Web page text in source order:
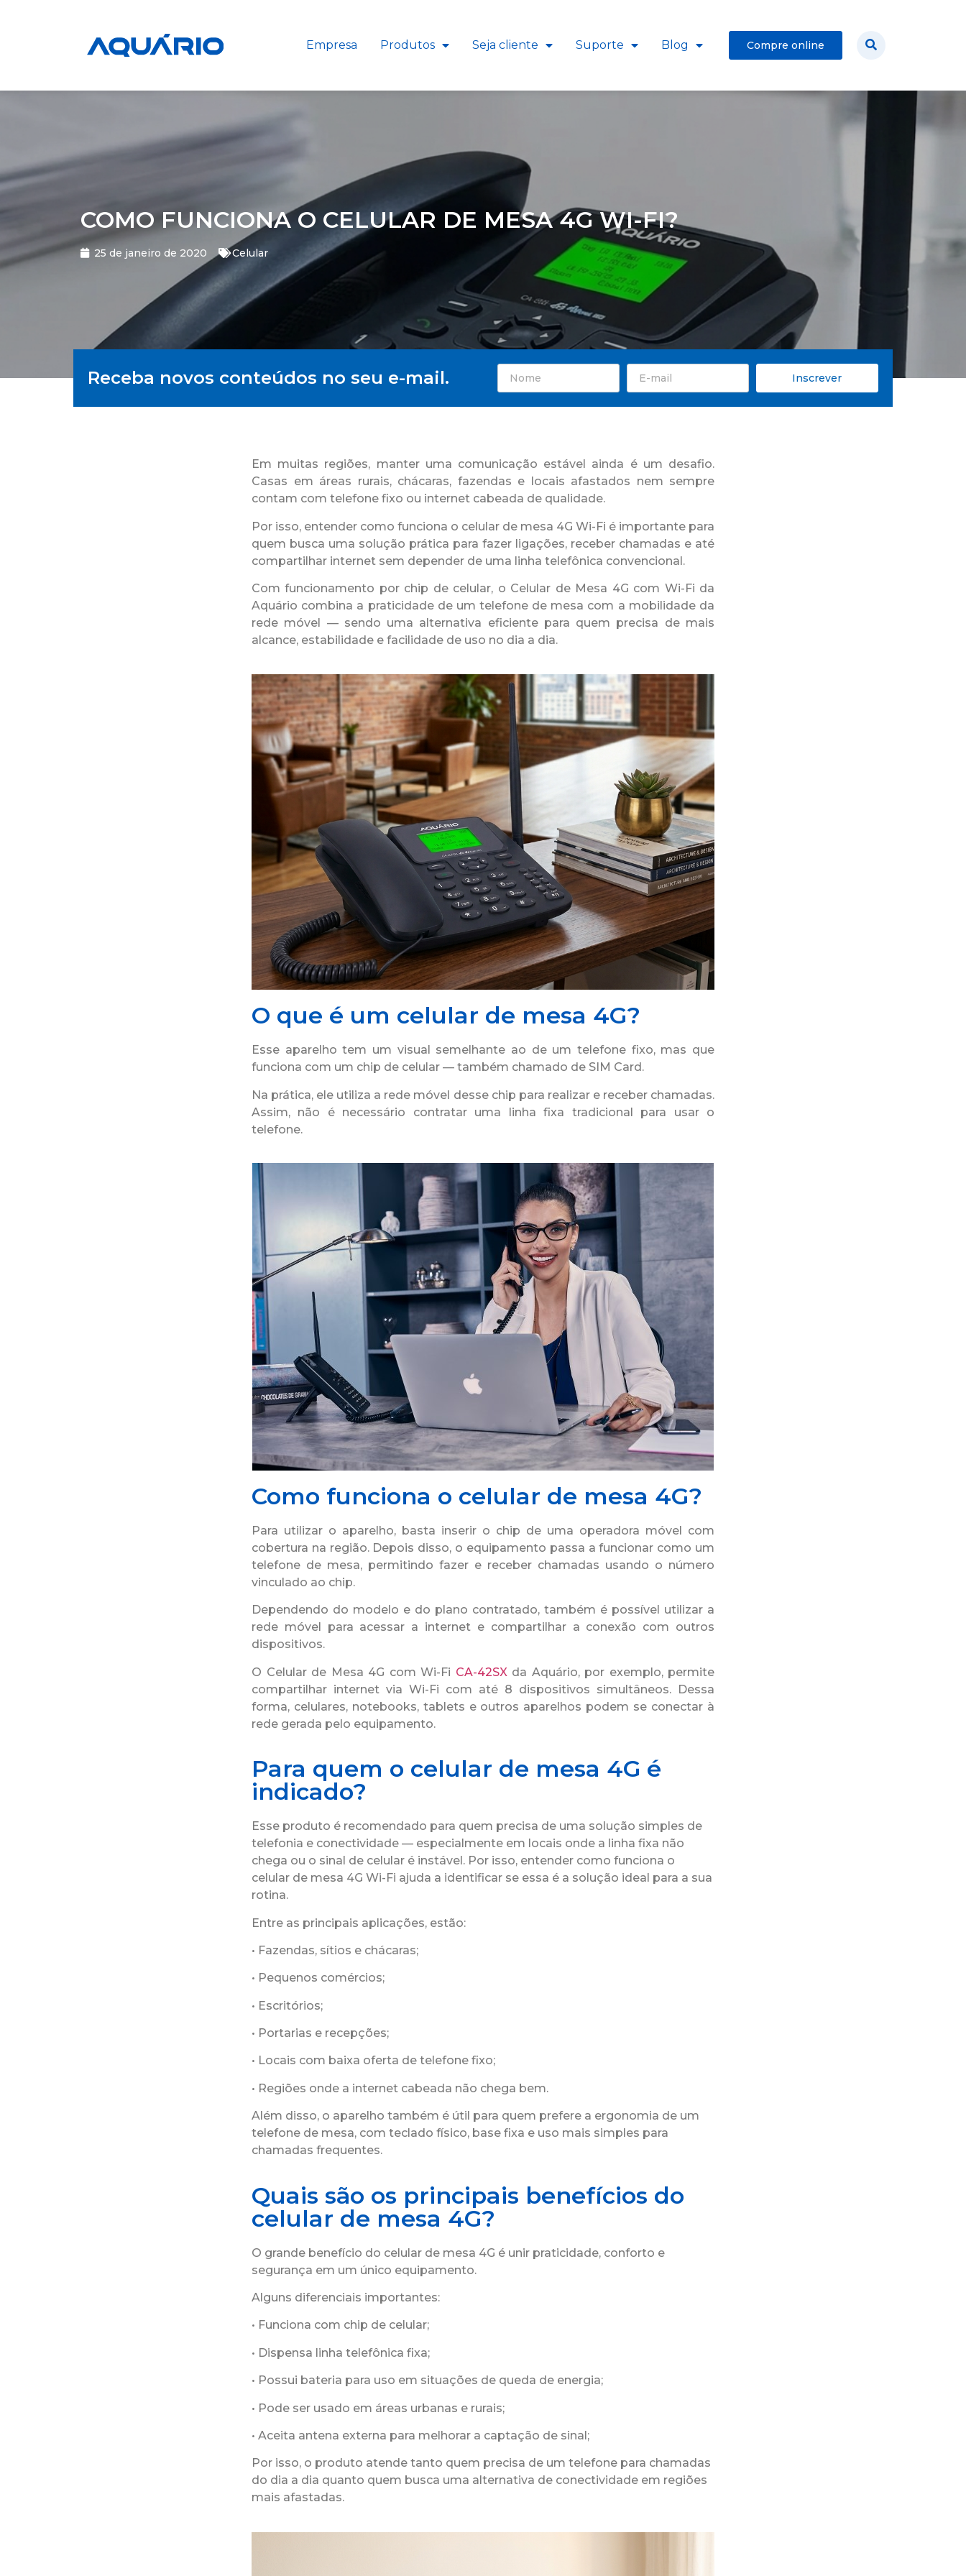
Empresa Produtos Seja cliente Suporte Blog Compre online
COMO FUNCIONA O CELULAR DE MESA 4G WI-FI?
25 de janeiro de 2020 Celular
Receba novos conteúdos no seu e-mail. Inscrever
Em muitas regiões, manter uma comunicação estável ainda é um desafio.
Casas em áreas rurais, chácaras, fazendas e locais afastados nem sempre
contam com telefone fixo ou internet cabeada de qualidade.
Por isso, entender como funciona o celular de mesa 4G Wi-Fi é importante para
quem busca uma solução prática para fazer ligações, receber chamadas e até
compartilhar internet sem depender de uma linha telefônica convencional.
Com funcionamento por chip de celular, o Celular de Mesa 4G com Wi-Fi da
Aquário combina a praticidade de um telefone de mesa com a mobilidade da
rede móvel — sendo uma alternativa eficiente para quem precisa de mais
alcance, estabilidade e facilidade de uso no dia a dia.
O que é um celular de mesa 4G?
Esse aparelho tem um visual semelhante ao de um telefone fixo, mas que
funciona com um chip de celular — também chamado de SIM Card.
Na prática, ele utiliza a rede móvel desse chip para realizar e receber chamadas.
Assim, não é necessário contratar uma linha fixa tradicional para usar o
telefone.
Como funciona o celular de mesa 4G?
Para utilizar o aparelho, basta inserir o chip de uma operadora móvel com
cobertura na região. Depois disso, o equipamento passa a funcionar como um
telefone de mesa, permitindo fazer e receber chamadas usando o número
vinculado ao chip.
Dependendo do modelo e do plano contratado, também é possível utilizar a
rede móvel para acessar a internet e compartilhar a conexão com outros
dispositivos.
O Celular de Mesa 4G com Wi-Fi CA-42SX da Aquário, por exemplo, permite
compartilhar internet via Wi-Fi com até 8 dispositivos simultâneos. Dessa
forma, celulares, notebooks, tablets e outros aparelhos podem se conectar à
rede gerada pelo equipamento.
Para quem o celular de mesa 4G é
indicado?
Esse produto é recomendado para quem precisa de uma solução simples de
telefonia e conectividade — especialmente em locais onde a linha fixa não
chega ou o sinal de celular é instável. Por isso, entender como funciona o
celular de mesa 4G Wi-Fi ajuda a identificar se essa é a solução ideal para a sua
rotina.
Entre as principais aplicações, estão:
• Fazendas, sítios e chácaras;
• Pequenos comércios;
• Escritórios;
• Portarias e recepções;
• Locais com baixa oferta de telefone fixo;
• Regiões onde a internet cabeada não chega bem.
Além disso, o aparelho também é útil para quem prefere a ergonomia de um
telefone de mesa, com teclado físico, base fixa e uso mais simples para
chamadas frequentes.
Quais são os principais benefícios do
celular de mesa 4G?
O grande benefício do celular de mesa 4G é unir praticidade, conforto e
segurança em um único equipamento.
Alguns diferenciais importantes:
• Funciona com chip de celular;
• Dispensa linha telefônica fixa;
• Possui bateria para uso em situações de queda de energia;
• Pode ser usado em áreas urbanas e rurais;
• Aceita antena externa para melhorar a captação de sinal;
Por isso, o produto atende tanto quem precisa de um telefone para chamadas
do dia a dia quanto quem busca uma alternativa de conectividade em regiões
mais afastadas.